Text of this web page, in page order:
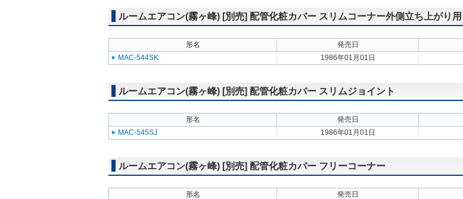
ルームエアコン(霧ヶ峰) [別売] 配管化粧カバー スリムコーナー外側立ち上がり用
形名 発売日
MAC-544SK
1986年01月01日
ルームエアコン(霧ヶ峰) [別売] 配管化粧カバー スリムジョイント
形名 発売日
MAC-545SJ
1986年01月01日
ルームエアコン(霧ヶ峰) [別売] 配管化粧カバー フリーコーナー
形名 発売日